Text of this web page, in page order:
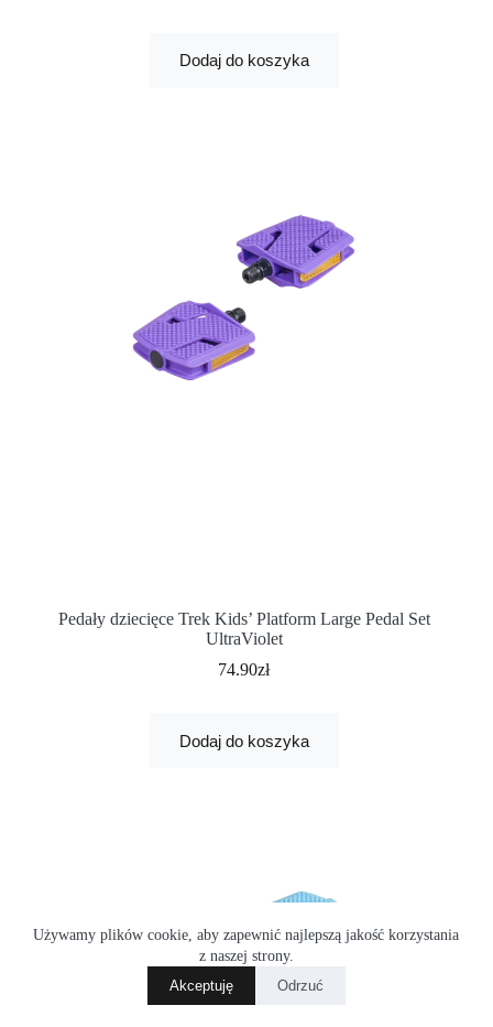
Używamy plików cookie, aby zapewnić najlepszą jakość korzystania
z naszej strony.
Akceptuję
Odrzuć
Dodaj do koszyka
Pedały dziecięce Trek Kids’ Platform Large Pedal Set
UltraViolet
74.90zł
Dodaj do koszyka